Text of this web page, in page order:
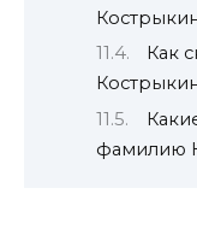
Как
фамилию